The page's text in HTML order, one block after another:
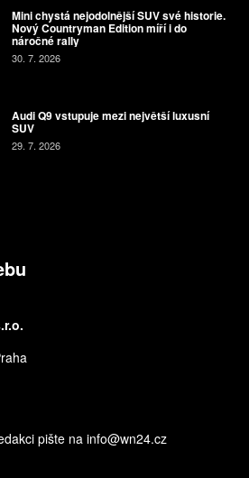
Mini chystá nejodolnější SUV své historie.
Nový Countryman Edition míří i do
náročné rally
30. 7. 2026
Audi Q9 vstupuje mezi největší luxusní
SUV
29. 7. 2026
pište na info@wn24.cz